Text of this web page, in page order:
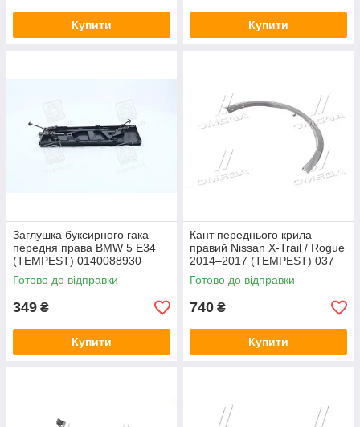
Купити Купити
Заглушка буксирного гака
передня права BMW 5 E34
(TEMPEST) 0140088930
Готово до відправки
349 ₴
Купити
Кант переднього крила
правий Nissan X-Trail / Rogue
2014–2017 (TEMPEST) 037
5826 322
Готово до відправки
740 ₴
Купити